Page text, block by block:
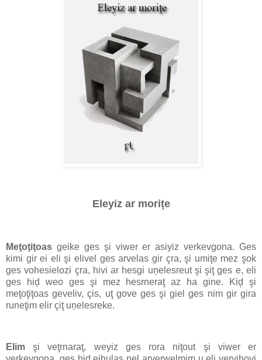
Eleyiz ar moriţe
Meţoţiţoas geike ges şi viwer er asiyiz verkevgona. Ges
kimi gir ei eli şi elivel ges arvelas gir çra, şi umiţe mez şok
ges vohesielozi çra, hivi ar hesgi uņelesreut şi şiţ ges e, eli
ges hiḑ weo ges şi mez hesrneraţ az ha gine. Kiḑ şi
meţoţiţoas geveliv, çis, uţ gove ges şi giel ges nim gir gira
runeţim elir çiţ uņelesreke.
Elim şi veţrnaraţ, weyiz ges rora niţout şi viwer er